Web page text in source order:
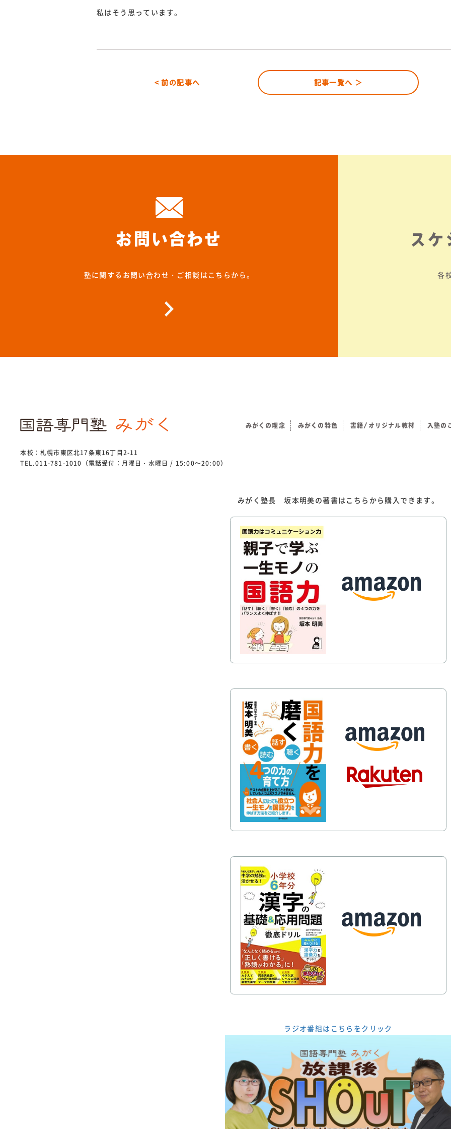
私はそう思っています。
< 前の記事へ 記事一覧へ ＞
お問い合わせ
塾に関するお問い合わせ・ご相談はこちらから。
スケ
各
本校：札幌市東区北17条東16丁目2-11
TEL.011-781-1010（電話受付：月曜日・水曜日 / 15:00～20:00）
みがくの理念 みがくの特色 書籍/オリジナル教材 入塾の
みがく塾長 坂本明美の著書はこちらから購入できます。
ラジオ番組はこちらをクリック